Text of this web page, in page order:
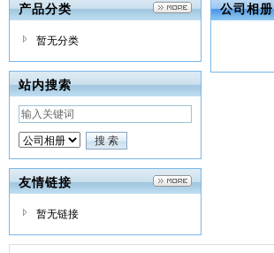
产品分类
暂无分类
站内搜索
友情链接
暂无链接
公司相册